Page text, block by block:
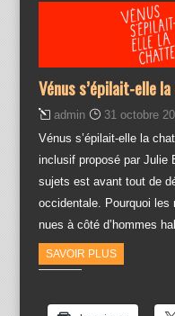
Vénus s’épilait-elle
admin
31 octobre
Vénus s’épilait-elle la
inclusif proposé par Julie
sujets est avant tout de
occidentale. Pourquoi
nues à côté d’hommes
SAVOIR PLUS